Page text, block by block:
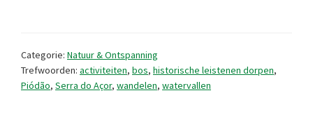
do
Categorie: Natuur & Ontspanning
Trefwoorden: activiteiten, bos, historische leistenen dorpen,
Piódão, Serra do Açor, wandelen, watervallen